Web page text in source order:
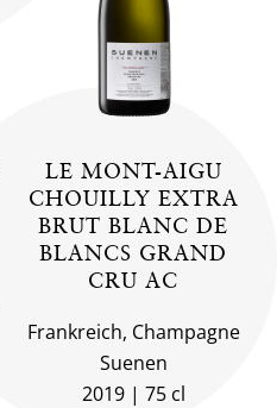
LE MONT-AIGU
CHOUILLY EXTRA
BRUT BLANC DE
BLANCS GRAND
CRU AC
Frankreich, Champagne
Suenen
2019
75 cl